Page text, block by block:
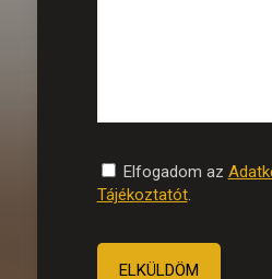
Elfogadom az
Tájékoztatót.